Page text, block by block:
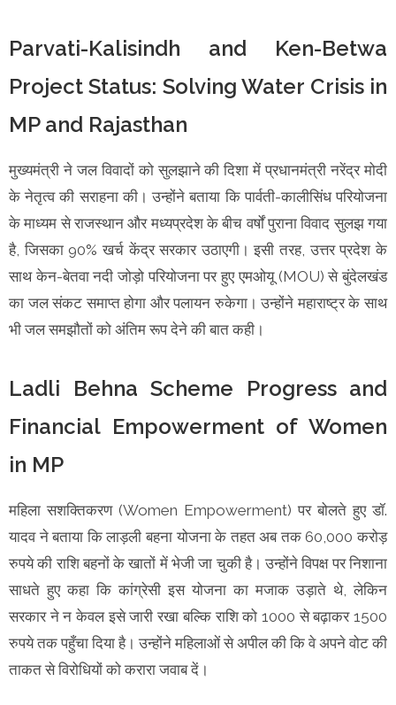
Parvati-Kalisindh and Ken-Betwa
Project Status: Solving Water Crisis in
MP and Rajasthan
मुख्यमंत्री ने जल विवादों को सुलझाने की दिशा में प्रधानमंत्री नरेंद्र मोदी
के नेतृत्व की सराहना की। उन्होंने बताया कि पार्वती-कालीसिंध परियोजना
के माध्यम से राजस्थान और मध्यप्रदेश के बीच वर्षों पुराना विवाद सुलझ गया
है, जिसका 90% खर्च केंद्र सरकार उठाएगी। इसी तरह, उत्तर प्रदेश के
साथ केन-बेतवा नदी जोड़ो परियोजना पर हुए एमओयू (MOU) से बुंदेलखंड
का जल संकट समाप्त होगा और पलायन रुकेगा। उन्होंने महाराष्ट्र के साथ
भी जल समझौतों को अंतिम रूप देने की बात कही।
Ladli Behna Scheme Progress and
Financial Empowerment of Women
in MP
महिला सशक्तिकरण (Women Empowerment) पर बोलते हुए डॉ.
यादव ने बताया कि लाड़ली बहना योजना के तहत अब तक 60,000 करोड़
रुपये की राशि बहनों के खातों में भेजी जा चुकी है। उन्होंने विपक्ष पर निशाना
साधते हुए कहा कि कांग्रेसी इस योजना का मजाक उड़ाते थे, लेकिन
सरकार ने न केवल इसे जारी रखा बल्कि राशि को 1000 से बढ़ाकर 1500
रुपये तक पहुँचा दिया है। उन्होंने महिलाओं से अपील की कि वे अपने वोट की
ताकत से विरोधियों को करारा जवाब दें।